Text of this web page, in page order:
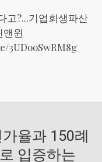
고?...기업회생파산
앤윈
3UDooSwRM8g
율과 150례
입증하는